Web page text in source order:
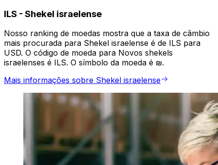
ILS - Shekel israelense
Nosso ranking de moedas mostra que a taxa de câmbio
mais procurada para Shekel israelense é de ILS para
USD. O código de moeda para Novos shekels
israelenses é ILS. O símbolo da moeda é ₪.
Mais informações sobre Shekel israelense